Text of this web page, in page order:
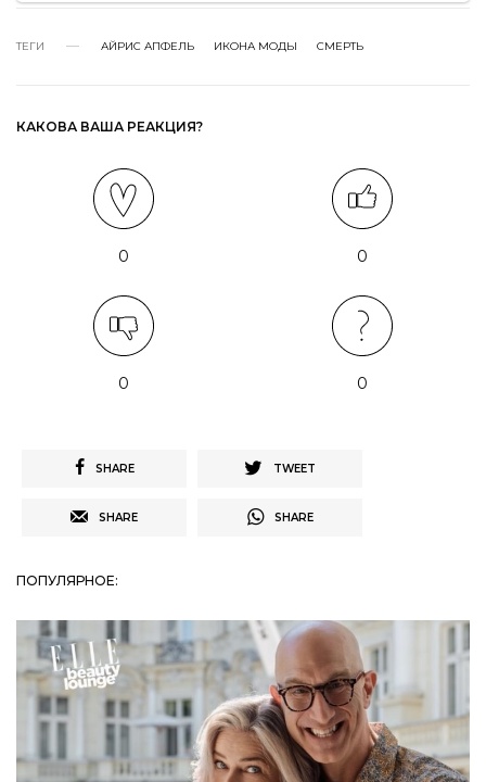
ТЕГИ АЙРИС АПФЕЛЬ ИКОНА МОДЫ СМЕРТЬ
КАКОВА ВАША РЕАКЦИЯ?
0 0
0 0
SHARE TWEET
SHARE SHARE
ПОПУЛЯРНОЕ: